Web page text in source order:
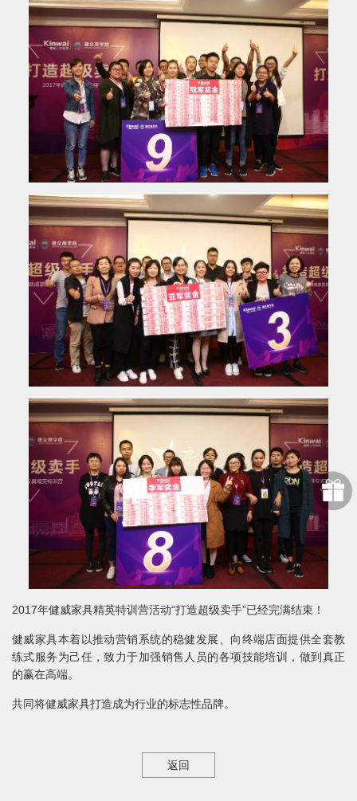
2017年健威家具精英特训营活动“打造超级卖手”已经完满结束！
健威家具本着以推动营销系统的稳健发展、向终端店面提供全套教
练式服务为己任，致力于加强销售人员的各项技能培训，做到真正
的赢在高端。
共同将健威家具打造成为行业的标志性品牌。
返回